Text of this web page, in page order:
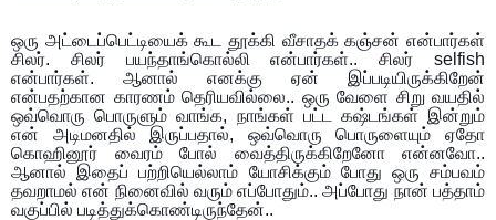
ஒரு அட்டைப்பெட்டியைக் கூட தூக்கி வீசாதக் கஞ்சன் என்பார்கள்
சிலர். சிலர் பயந்தாங்கொல்லி என்பார்கள்.. சிலர் selfish
என்பார்கள். ஆனால் எனக்கு ஏன் இப்படியிருக்கிறேன்
என்பதற்கான காரணம் தெரியவில்லை.. ஒரு வேளை சிறு வயதில்
ஒவ்வொரு பொருளும் வாங்க, நாங்கள் பட்ட கஷ்டங்கள் இன்றும்
என் அடிமனதில் இருப்பதால், ஒவ்வொரு பொருளையும் ஏதோ
கொஹினூர் வைரம் போல் வைத்திருக்கிறேனோ என்னவோ..
ஆனால் இதைப் பற்றியெல்லாம் யோசிக்கும் போது ஒரு சம்பவம்
தவறாமல் என் நினைவில் வரும் எப்போதும்.. அப்போது நான் பத்தாம்
வகுப்பில் படித்துக்கொண்டிருந்தேன்..